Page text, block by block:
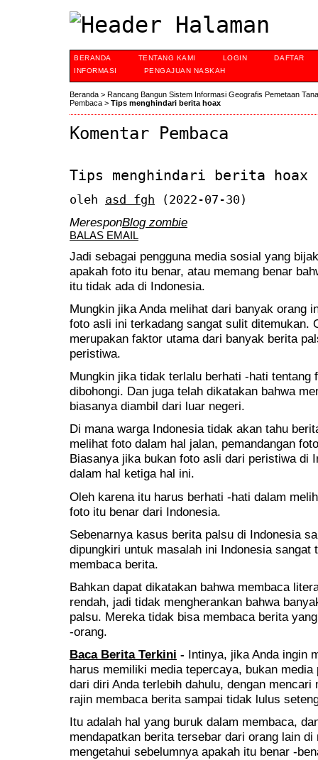
BERANDA TENTANG KAMI LOGIN
DAFTAR
INFORMASI
PENGAJUAN NASKAH
Beranda > Rancang Bangun Sistem Informasi Geografis Pemetaan
Pembaca > Tips menghindari berita hoax
Komentar Pembaca
Tips menghindari berita hoax
oleh asd fgh (2022-07-30)
MeresponBlog zombie
BALAS EMAIL
Jadi sebagai pengguna media sosial yang
apakah foto itu benar, atau memang benar
itu tidak ada di Indonesia.
Mungkin jika Anda melihat dari banyak orang
foto asli ini terkadang sangat sulit ditemukan.
merupakan faktor utama dari banyak berita
peristiwa.
Mungkin jika tidak terlalu berhati -hati tentang
dibohongi. Dan juga telah dikatakan bahwa
biasanya diambil dari luar negeri.
Di mana warga Indonesia tidak akan tahu
melihat foto dalam hal jalan, pemandangan
Biasanya jika bukan foto asli dari peristiwa di
dalam hal ketiga hal ini.
Oleh karena itu harus berhati -hati dalam
foto itu benar dari Indonesia.
Sebenarnya kasus berita palsu di Indonesia
dipungkiri untuk masalah ini Indonesia sangat
membaca berita.
Bahkan dapat dikatakan bahwa membaca
rendah, jadi tidak mengherankan bahwa
palsu. Mereka tidak bisa membaca berita
-orang.
Baca Berita Terkini - Intinya, jika Anda ingin
harus memiliki media tepercaya, bukan
dari diri Anda terlebih dahulu, dengan
rajin membaca berita sampai tidak lulus
Itu adalah hal yang buruk dalam membaca,
mendapatkan berita tersebar dari orang lain
mengetahui sebelumnya apakah itu benar -